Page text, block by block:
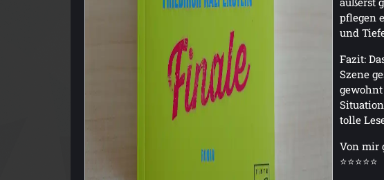
pflegen
und
Fazit:
Szene
tolle
Von mir
⭐⭐⭐⭐⭐